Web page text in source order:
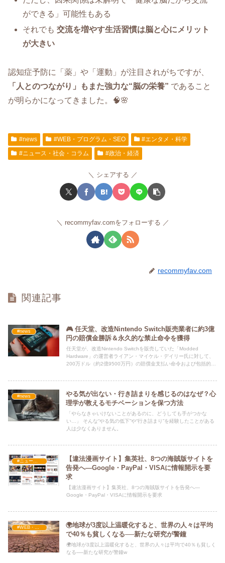
ができる」可能性もある
それでも交流を増やす生活習慣は脳と心にメリット
が大きい
認知症予防に「薬」や「運動」が注目されがちですが、
「人とのつながり」もまた強力な“脳の栄養” であること
が明らかになってきました。🧠🌸
#news #WEB・プログラム・SEO
#エンタメ・科学
#ニュース・社会・コラム
#政治・経済
シェアする
recommyfav.comをフォローする
recommyfav.com
関連記事
#news
🎮 任天堂、改造Nintendo Switch販売業者に約3億
円の賠償金勝訴＆永久的な禁止命令を獲得
任天堂が、改造Nintendo Switchを販売していた「Modded
Hardware」の運営者ライアン・マイケル・デイリー氏に対して、
200万ドル（約2億9500万円）の賠償金支払い命令および包括的な
#news
やる気が出ない・行き詰まりを感じるのはなぜ？心
理学が教えるモチベーションを保つ方法
「やらなきゃいけないことがあるのに、どうしても手がつかな
い…」 そんな“やる気の低下”や“行き詰まり”を経験したことがある
人は少なくありません。
#ニュース・社会・コラム
【違法漫画サイト】集英社、8つの海賊版サイトを
告発へ—Google・PayPal・VISAに情報開示を要
求
【違法漫画サイト】集英社、8つの海賊版サイトを告発へ—
Google・PayPal・VISAに情報開示を要求
#WEB・プログラム・SEO
🌍地球が3度以上温暖化すると、世界の人々は平均
で40％も貧しくなる──新たな研究が警鐘
🌍地球が3度以上温暖化すると、世界の人々は平均で40％も貧しく
なる──新たな研究が警鐘w